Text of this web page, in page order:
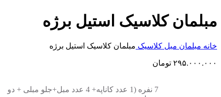
مبلمان کلاسیک استیل برژه
خانه مبلمان مبل کلاسیک مبلمان کلاسیک استیل برژه
۲۹۵.۰۰۰.۰۰۰ تومان
7 نفره (1 عدد کاناپه+ 4 عدد مبل+جلو مبلی + دو